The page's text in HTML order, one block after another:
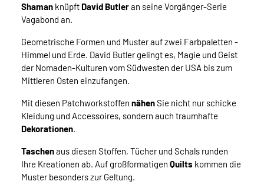
Shaman knüpft David Butleran seine Vorgänger-Serie
Vagabond an.
Geometrische Formen und Muster auf zwei Farbpaletten -
Himmel und Erde. David Butler gelingt es, Magie und Geist
der Nomaden-Kulturen vom Südwesten der USA bis zum
Mittleren Osten einzufangen.
Mit diesen Patchworkstoffen nähenSie nicht nur schicke
Kleidung und Accessoires, sondern auch traumhafte
Dekorationen.
Taschenaus diesen Stoffen, Tücher und Schals runden
Ihre Kreationen ab. Auf großformatigen Quilts kommen die
Muster besonders zur Geltung.